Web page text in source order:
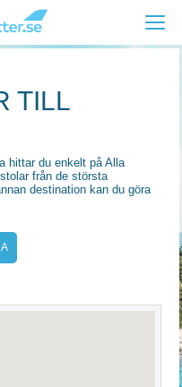
TILL
hittar du enkelt på Alla
från de största
destination kan du göra